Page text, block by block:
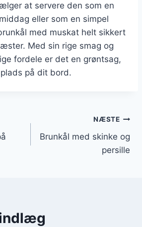
at servere den som en
eller som en simpel
med muskat helt sikkert
Med sin rige smag og
fordele er det en grøntsag,
på dit bord.
NÆSTE
Brunkål med skinke og
persille